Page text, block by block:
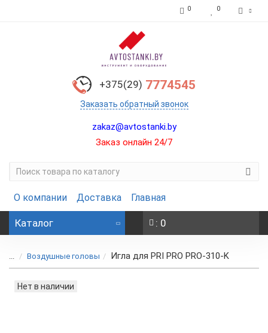
0 0
+375(29) 7774545
Заказать обратный звонок
zakaz@avtostanki.by
Заказ онлайн 24/7
О компании Доставка Главная
Каталог : 0
... Воздушные головы Игла для PRI PRO PRO-310-K
Нет в наличии